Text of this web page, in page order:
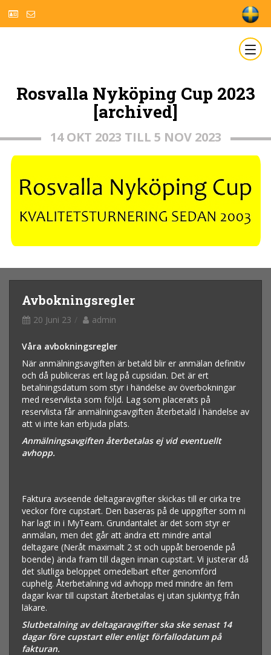
Rosvalla Nyköping Cup 2023
[archived]
14 OKT 2023 TILL 5 NOV 2023
Avbokningsregler
20 Juni 23 admin
Våra avbokningsregler
När anmälningsavgiften är betald blir er anmälan definitiv
och då publiceras ert lag på cupsidan. Det är ert
betalningsdatum som styr i händelse av överbokningar
med reservlista som följd. Lag som placerats på
reservlista får anmälningsavgiften återbetald i händelse av
att vi inte kan erbjuda plats.
Anmälningsavgiften återbetalas ej vid eventuellt
avhopp.
Faktura avseende deltagaravgifter skickas till er cirka tre
veckor före cupstart. Den baseras på de uppgifter som ni
har lagt in i MyTeam. Grundantalet är det som styr er
anmälan, men det går att ändra ett mindre antal
deltagare (Neråt maximalt 2 st och uppåt beroende på
boende) ända fram till dagen innan cupstart. Vi justerar då
det slutliga beloppet omedelbart efter genomförd
cuphelg. Återbetalning vid avhopp med mindre än fem
dagar kvar till cupstart återbetalas ej utan sjukintyg från
läkare.
Slutbetalning av deltagaravgifter ska ske senast 14
dagar före cupstart eller enligt förfallodatum på
fakturan.